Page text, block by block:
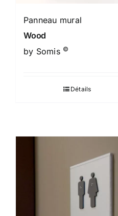
Panneau mural
Wood
by Somis ©
Détails